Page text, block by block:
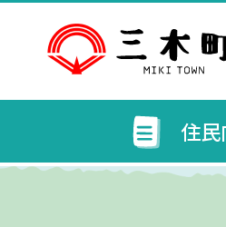
住